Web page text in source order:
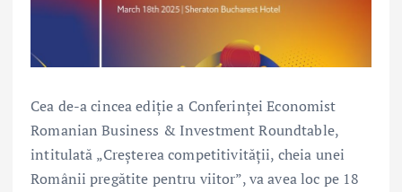
Cea de-a cincea ediție a Conferinței Economist
Romanian Business & Investment Roundtable,
intitulată „Creșterea competitivității, cheia unei
Românii pregătite pentru viitor”, va avea loc pe 18